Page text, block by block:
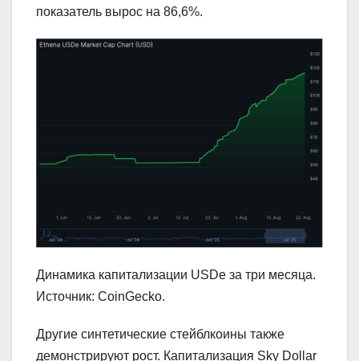
показатель вырос на 86,6%.
Динамика капитализации USDe за три месяца.
Источник: CoinGecko.
Другие синтетические стейблкоины также
демонстрируют рост. Капитализация Sky Dollar